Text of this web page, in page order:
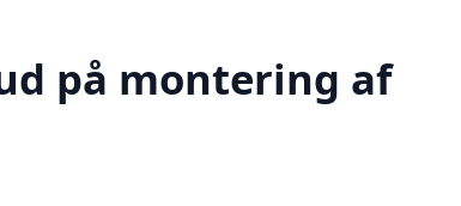
på montering af